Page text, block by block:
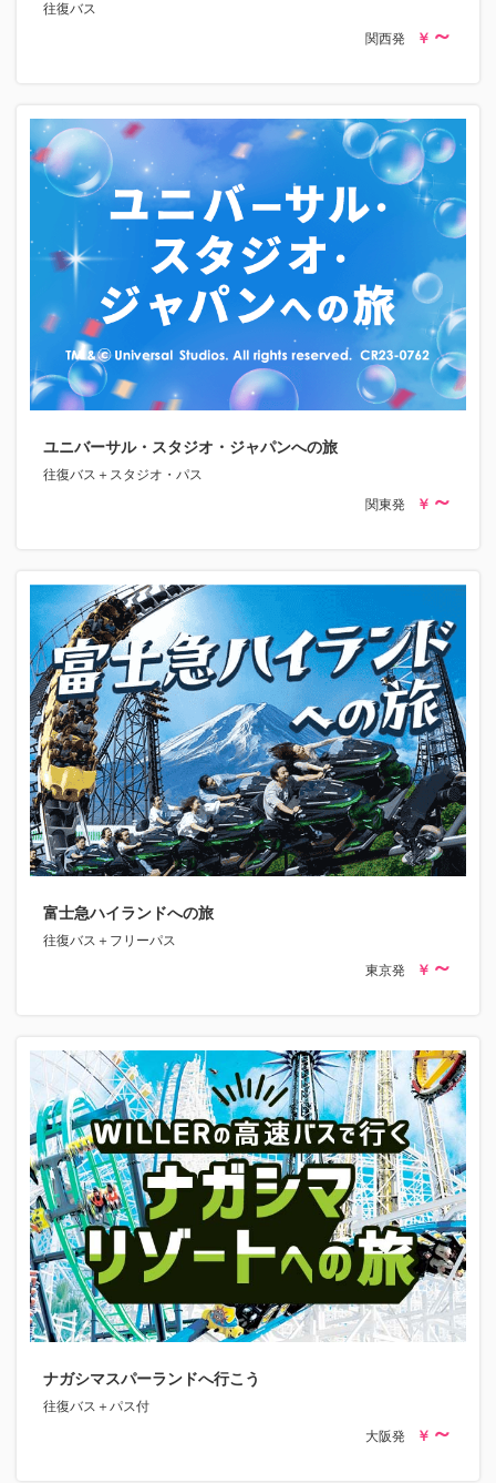
往復バス
関西発
ユニバーサル・スタジオ・ジャパンへの旅
往復バス＋スタジオ・パス
関東発
富士急ハイランドへの旅
往復バス＋フリーパス
東京発
ナガシマスパーランドへ行こう
往復バス＋パス付
大阪発